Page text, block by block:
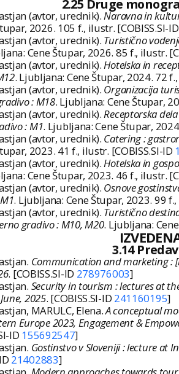
2.25 Druge
(avtor, urednik).Naravna in
2026. 105 f., ilustr. [COBISS.SI-
(avtor, urednik). Turistično
Cene Štupar, 2026. 85 f., ilustr.
(avtor, urednik).Hotelska in
. Ljubljana: Cene Štupar, 2024. 72
(avtor, urednik). Organizacija
: M18. Ljubljana: Cene Štupar,
(avtor, urednik).Receptorska
: M1. Ljubljana: Cene Štupar,
(avtor, urednik). Catering :
2023. 41 f., ilustr. [COBISS.SI-ID
(avtor, urednik).Hotelska in
Cene Štupar, 2023. 46 f., ilustr.
(avtor, urednik). Osnove
. Ljubljana: Cene Štupar, 2023. 99
(avtor, urednik). Turistično
gradivo : M10, M20. Ljubljana:
3.14
Communication and marketing :
. [COBISS.SI-ID 278976003]
Security in tourism : lectures at
2025. [COBISS.SI-ID 241160195]
MARULC, Elena.A conceptual
Europe 2023, Engagement &
ID 155692547]
Gostinstvo v Sloveniji : lecture at
21402883]